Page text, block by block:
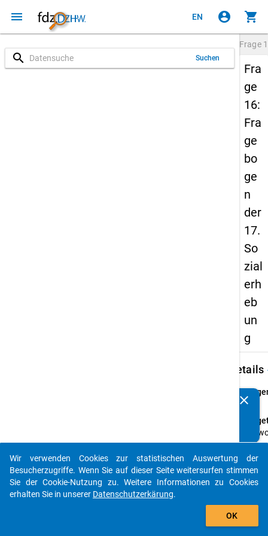
menu EN account_circle shopping_cart
search Suchen
Frage
Fra
ge
16:
Fra
ge
bo
ge
n
der
17.
So
zial
erh
eb
un
g
Details
16
Wo
2003
clear
auto_stories
add_shopping_cart
Wir verwenden Cookies zur statistischen Auswertung der
Besucherzugriffe. Wenn Sie auf dieser Seite weitersurfen stimmen
Sie der Cookie-Nutzung zu. Weitere Informationen zu Cookies
erhalten Sie in unserer Datenschutzerkärung.
OK